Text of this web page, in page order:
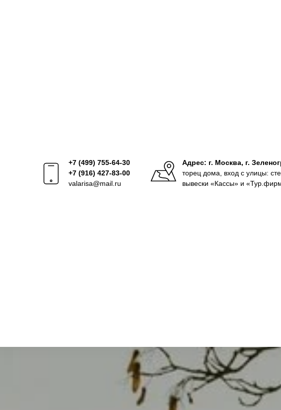
+7 (499) 755-64-30
+7 (916) 427-83-00
valarisa@mail.ru
Адрес: г. Москва, г.
торец дома, вход с улицы:
вывески «Кассы» и